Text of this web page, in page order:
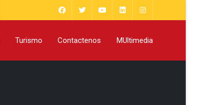
Turismo Contactenos MUltimedia